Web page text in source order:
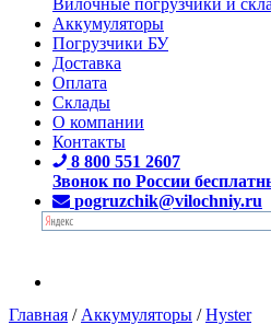
Аккумуляторы
Погрузчики БУ
Доставка
Оплата
Склады
О компании
Контакты
8 800 551 2607
Звонок по России
pogruzchik@vilochniy.ru
Главная / Аккумуляторы /Hyster